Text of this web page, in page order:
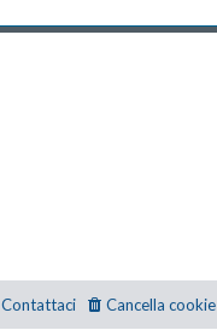
Cancella cookie
Contattaci